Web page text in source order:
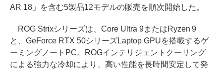
AR 18」を含む5製品12モデルの販売を順次開始した。
ROG Strixシリーズは、Core Ultra 9またはRyzen 9
と、GeForce RTX 50シリーズLaptop GPUを搭載するゲ
ーミングノートPC。ROGインテリジェントクーリング
による強力な冷却により、高い性能を長時間安定して発